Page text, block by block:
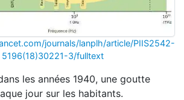
journals/lanplh/article/PIIS2542-
5196(18)30221-3/fulltext
les années 1940, une goutte
jour sur les habitants.